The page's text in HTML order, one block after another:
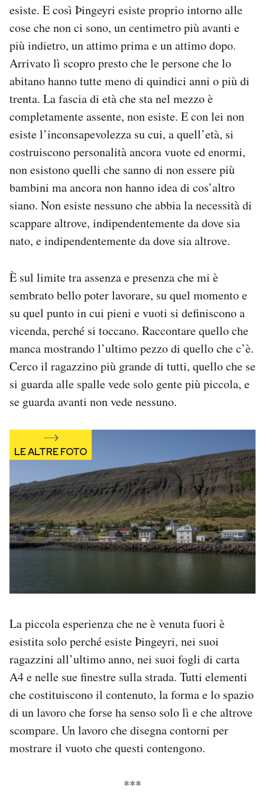
CALENDARIO
AREA PERSONALE
Area Personale
Newsletter
Notifiche mobile
Regala il Post
Hai bisogno di aiuto?
Esci
esiste. E così Þingeyri esiste proprio intorno alle
cose che non ci sono, un centimetro più avanti e
più indietro, un attimo prima e un attimo dopo.
Arrivato lì scopro presto che le persone che lo
abitano hanno tutte meno di quindici anni o più di
trenta. La fascia di età che sta nel mezzo è
completamente assente, non esiste. E con lei non
esiste l’inconsapevolezza su cui, a quell’età, si
costruiscono personalità ancora vuote ed enormi,
non esistono quelli che sanno di non essere più
bambini ma ancora non hanno idea di cos’altro
siano. Non esiste nessuno che abbia la necessità di
scappare altrove, indipendentemente da dove sia
nato, e indipendentemente da dove sia altrove.
È sul limite tra assenza e presenza che mi è
sembrato bello poter lavorare, su quel momento e
su quel punto in cui pieni e vuoti si definiscono a
vicenda, perché si toccano. Raccontare quello che
manca mostrando l’ultimo pezzo di quello che c’è.
Cerco il ragazzino più grande di tutti, quello che se
si guarda alle spalle vede solo gente più piccola, e
se guarda avanti non vede nessuno.
La piccola esperienza che ne è venuta fuori è
esistita solo perché esiste Þingeyri, nei suoi
ragazzini all’ultimo anno, nei suoi fogli di carta
A4 e nelle sue finestre sulla strada. Tutti elementi
che costituiscono il contenuto, la forma e lo spazio
di un lavoro che forse ha senso solo lì e che altrove
scompare. Un lavoro che disegna contorni per
mostrare il vuoto che questi contengono.
***